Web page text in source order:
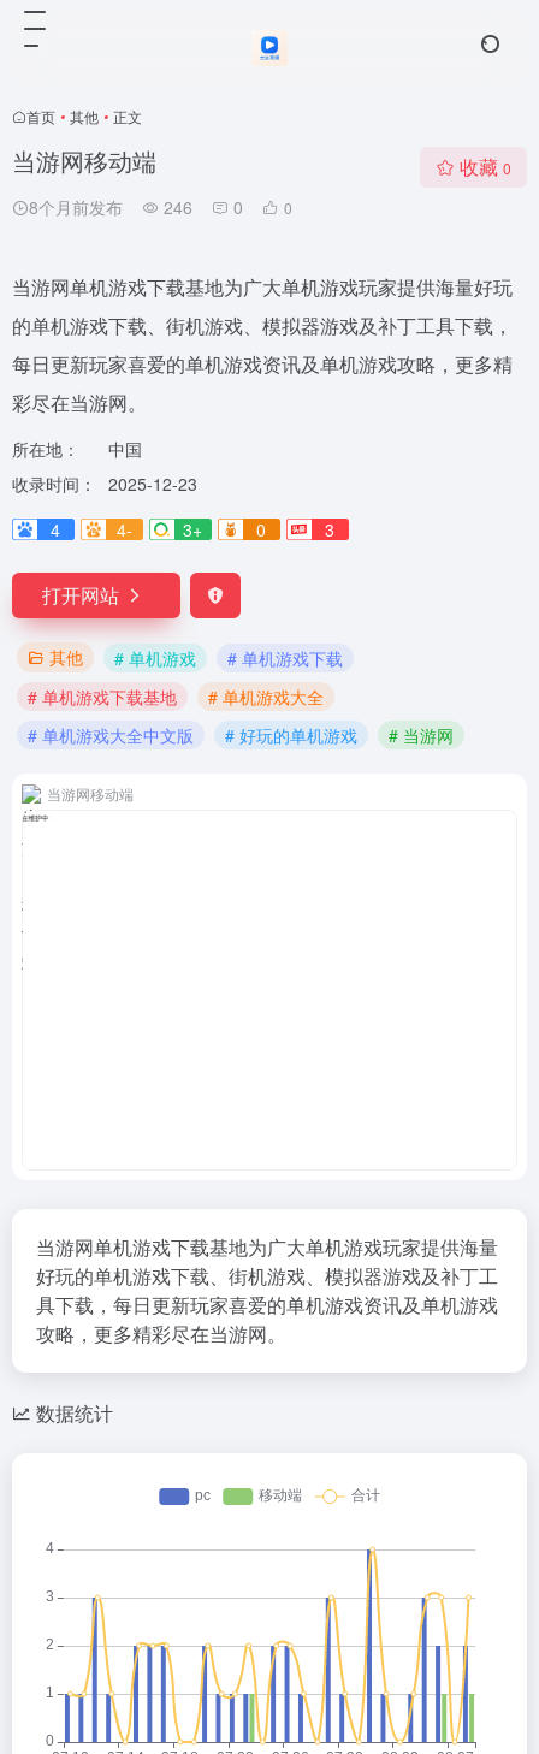
首页 • 其他 • 正文
当游网移动端
8个月前发布 246 0 0
收藏 0
当游网单机游戏下载基地为广大单机游戏玩家提供海量好玩
的单机游戏下载、街机游戏、模拟器游戏及补丁工具下载，
每日更新玩家喜爱的单机游戏资讯及单机游戏攻略，更多精
彩尽在当游网。
所在地：
中国
收录时间：
2025-12-23
4
4- 3+ 0 3
打开网站
其他 # 单机游戏
# 单机游戏下载
# 单机游戏下载基地
# 单机游戏大全
# 单机游戏大全中文版
# 好玩的单机游戏 # 当游网
当游网移动端
当游网单机游戏下载基地为广大单机游戏玩家提供海量
好玩的单机游戏下载、街机游戏、模拟器游戏及补丁工
具下载，每日更新玩家喜爱的单机游戏资讯及单机游戏
攻略，更多精彩尽在当游网。
数据统计